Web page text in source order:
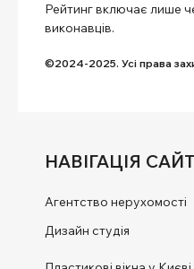
Рейтинг включає лише
виконавців.
©2024-2025. Усі права
НАВІГАЦІЯ
Агентство нерухомості
Дизайн студія